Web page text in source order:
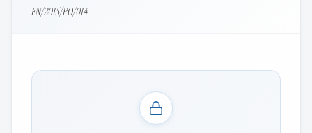
FN/2015/PO/014